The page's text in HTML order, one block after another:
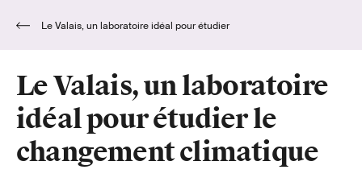
Le Valais, un laboratoire
idéal pour étudier le
changement climatique